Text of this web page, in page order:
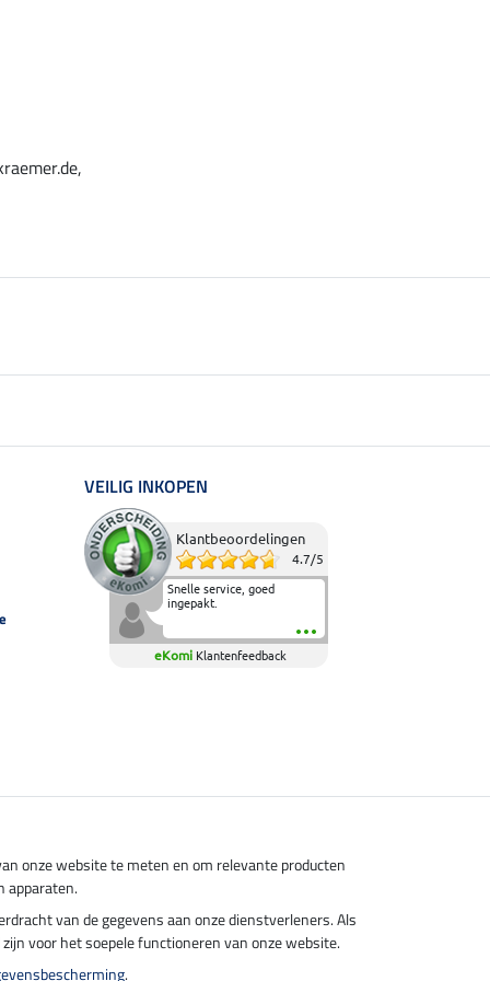
VEILIG INKOPEN
Klantbeoordelingen
4.7/5
Snelle service, goed
ingepakt.
eKomi Klantenfeedback
onze website te meten en om relevante producten
apparaten.
van de gegevens aan onze dienstverleners. Als
voor het soepele functioneren van onze website.
.